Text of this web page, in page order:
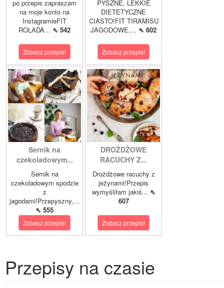
po przepis zapraszam
na moje konto na
InstagramieFIT
ROLADA... ⇖ 542
Zobacz przepis!
PYSZNE, LEKKIE
DIETETYCZNE
CIASTO!FIT TIRAMISU
JAGODOWE,... ⇖ 602
Zobacz przepis!
Sernik na
czekoladowym...
Sernik na
czekoladowym spodzie
z
jagodami!Przepyszny,...
⇖ 555
Zobacz przepis!
DROŻDŻOWE
RACUCHY Z...
Drożdżowe racuchy z
jeżynami!Przepis
wymyśliłam jakiś... ⇖
607
Zobacz przepis!
Przepisy na czasie